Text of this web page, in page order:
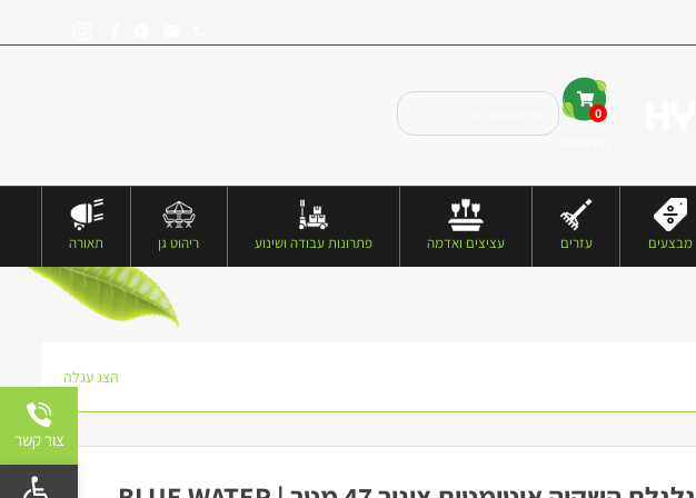
0
מבצעים עזרים עציצים ואדמה פתרונות עבודה ושינוע ריהוט גן תאורה
הצג עגלה
צור קשר
פתח